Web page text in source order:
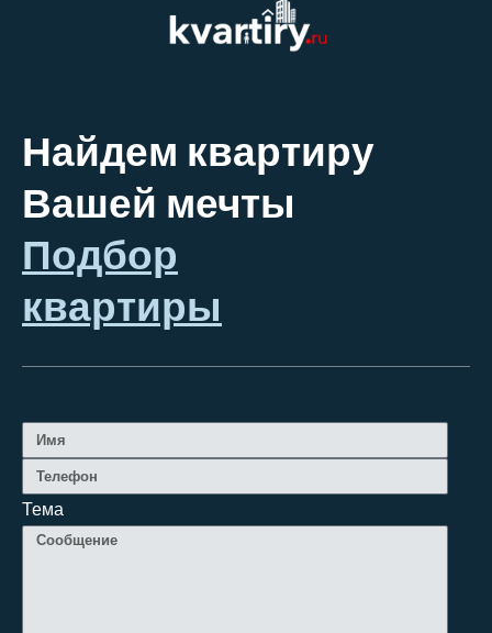
Найдем квартиру
Вашей мечты
Подбор
квартиры
Тема